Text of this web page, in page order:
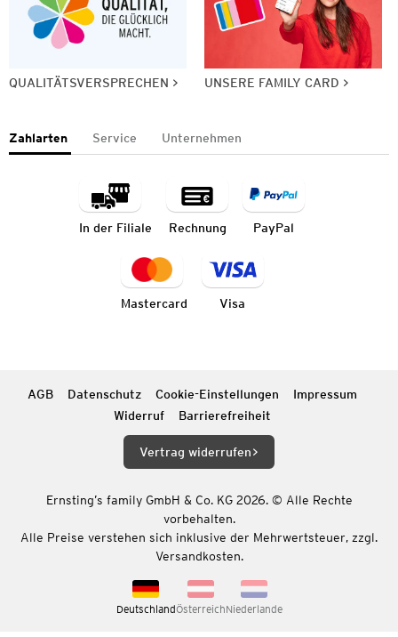
QUALITÄTSVERSPRECHEN UNSERE FAMILY CARD
Zahlarten Service Unternehmen
In der Filiale Rechnung PayPal
Mastercard Visa
AGB Datenschutz Cookie-Einstellungen
Impressum
Widerruf
Barrierefreiheit
Vertrag widerrufen
Ernsting’s family GmbH & Co. KG 2026. © Alle Rechte
vorbehalten.
Alle Preise verstehen sich inklusive der Mehrwertsteuer, zzgl.
Versandkosten.
DeutschlandÖsterreichNiederlande